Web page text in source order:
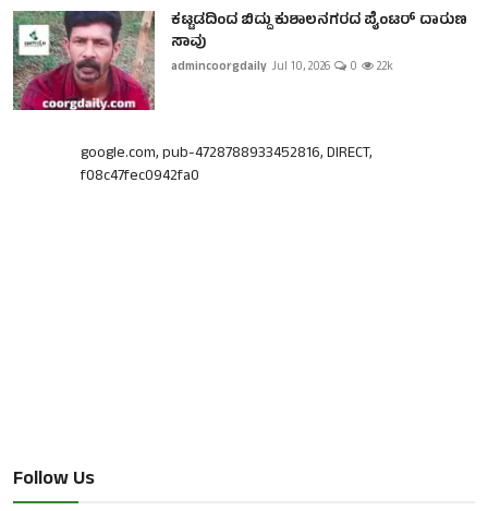
ಕಟ್ಟಡದಿಂದ ಬಿದ್ದು ಕುಶಾಲನಗರದ ಪೈಂಟರ್ ದಾರುಣ
ಸಾವು
admincoorgdaily Jul 10, 2026 0 2.2k
google.com, pub-4728788933452816, DIRECT,
f08c47fec0942fa0
Follow Us